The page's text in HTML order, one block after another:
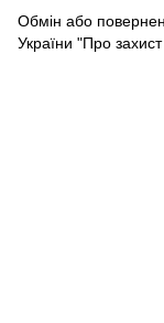
Обмін або
України "Про